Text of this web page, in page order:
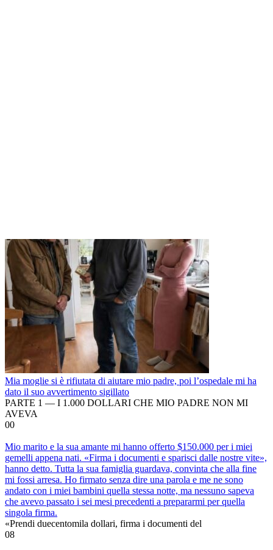
Mia moglie si è rifiutata di aiutare mio padre, poi l’ospedale mi ha
dato il suo avvertimento sigillato
PARTE 1 — I 1.000 DOLLARI CHE MIO PADRE NON MI
AVEVA
00
Mio marito e la sua amante mi hanno offerto $150.000 per i miei
gemelli appena nati. «Firma i documenti e sparisci dalle nostre vite»,
hanno detto. Tutta la sua famiglia guardava, convinta che alla fine
mi fossi arresa. Ho firmato senza dire una parola e me ne sono
andato con i miei bambini quella stessa notte, ma nessuno sapeva
che avevo passato i sei mesi precedenti a prepararmi per quella
singola firma.
«Prendi duecentomila dollari, firma i documenti del
08